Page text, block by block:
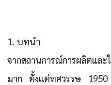
1. บทนำ
จากสถานการณ์การผลิตแล
มาก ตั้งแต่ทศวรรษ 1950